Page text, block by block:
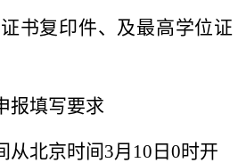
书复印件、及最高学位证
报填写要求
从北京时间3月 10 日 0时开